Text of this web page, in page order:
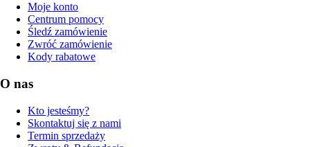
Moje konto
Centrum pomocy
Śledź zamówienie
Zwróć zamówienie
Kody rabatowe
O nas
Kto jesteśmy?
Skontaktuj się z nami
Termin sprzedaży